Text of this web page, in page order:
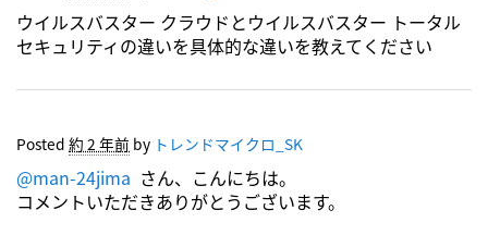
ウイルスバスター クラウドとウイルスバスター トータル
セキュリティの違いを具体的な違いを教えてください
Posted 約 2 年前 by トレンドマイクロ_SK
@man-24jima さん、こんにちは。
コメントいただきありがとうございます。